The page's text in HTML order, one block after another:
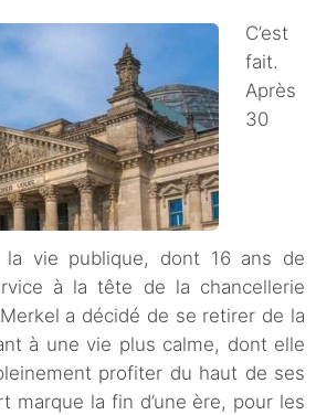
C’est
fait.
Après
30
la vie publique, dont 16 ans de
à la tête de la chancellerie
a décidé de se retirer de la
à une vie plus calme, dont elle
profiter du haut de ses
marque la fin d’une ère, pour les